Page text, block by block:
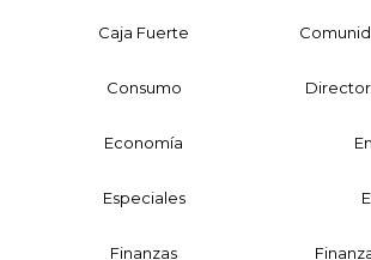
Caja Fuerte
Consumo
Economía
Especiales
Finanzas